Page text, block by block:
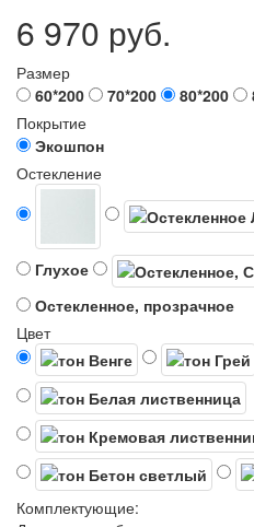
6 970 руб.
Размер
60*200
70*200 80*200
Покрытие
Экошпон
Остекление
Глухое
Остекленное, прозрачное
Цвет
Комплектующие: